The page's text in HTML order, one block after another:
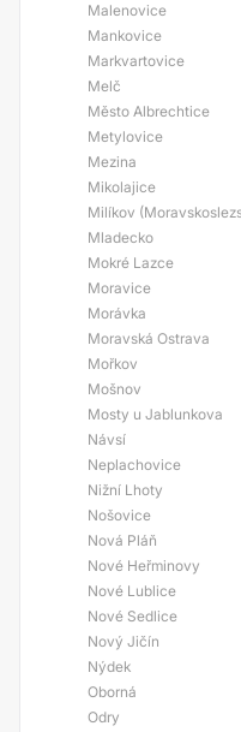
Malenovice
Mankovice
Markvartovice
Melč
Město Albrechtice
Metylovice
Mezina
Mikolajice
Milíkov
Mladecko
Mokré Lazce
Moravice
Morávka
Moravská Ostrava
Mořkov
Mošnov
Mosty u Jablunkova
Návsí
Neplachovice
Nižní Lhoty
Nošovice
Nová Pláň
Nové Heřminovy
Nové Lublice
Nové Sedlice
Nový Jičín
Nýdek
Oborná
Odry